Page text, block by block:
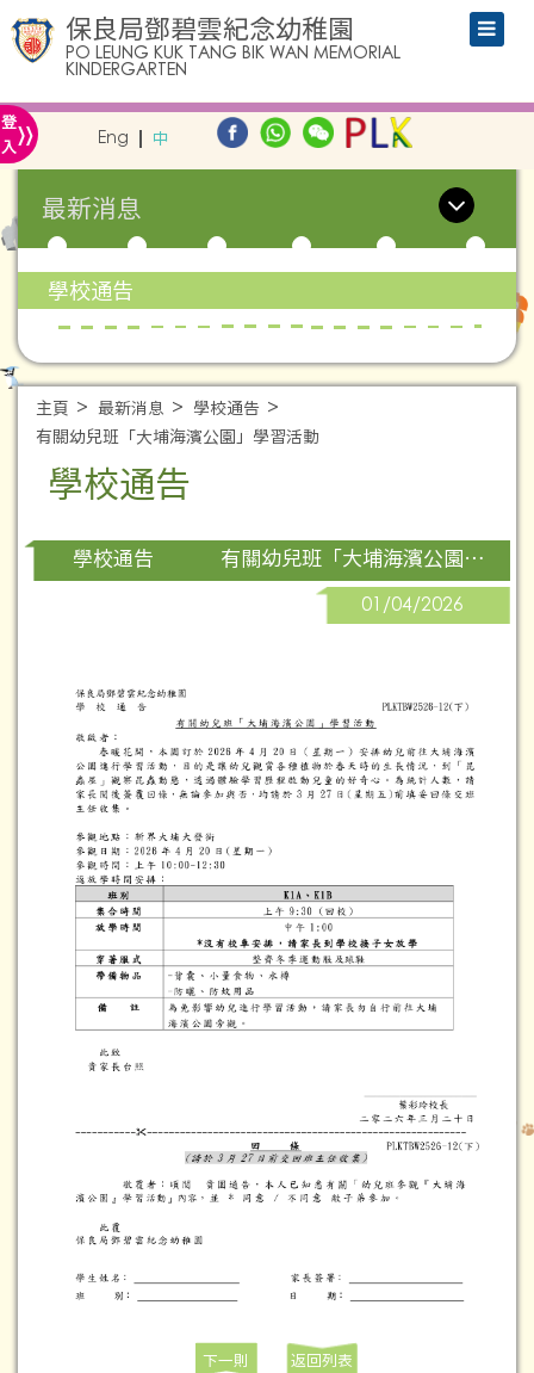
保良局鄧碧雲紀念幼稚園
PO LEUNG KUK TANG BIK WAN MEMORIAL
KINDERGARTEN
登
入» Eng 中
最新消息
學校通告
主頁 最新消息
學校通告
有關幼兒班「大埔海濱公園」學習活動
學校通告
學校通告 有關幼兒班「大埔海濱公園」學習活動
01/04/2026
下一則 返回列表